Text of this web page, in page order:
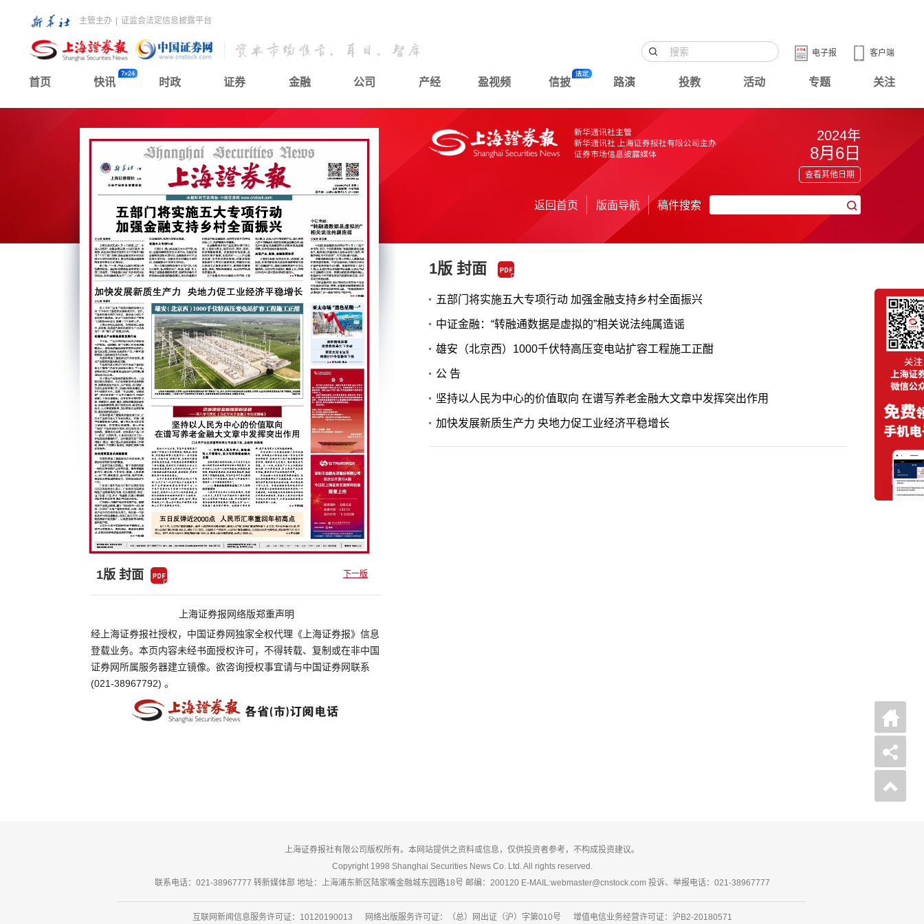
主管主办 证监会法定信息披露平台
客户端
电子报
首页 快讯 时政 证券 金融 公司 产经 盈视频 信披 路演 投教 活动 专题 关注
1版 封面 下一版
上海证券报网络版郑重声明
经上海证券报社授权，中国证券网独家全权代理《上海证券报》信息
登载业务。本页内容未经书面授权许可，不得转载、复制或在非中国
证券网所属服务器建立镜像。欲咨询授权事宜请与中国证券网联系
(021-38967792) 。
2024年
8月6日
查看其他日期
返回首页 版面导航 稿件搜索
1版 封面
五部门将实施五大专项行动 加强金融支持乡村全面振兴
中证金融：“转融通数据是虚拟的”相关说法纯属造谣
雄安（北京西）1000千伏特高压变电站扩容工程施工正酣
公 告
坚持以人民为中心的价值取向 在谱写养老金融大文章中发挥突出作用
加快发展新质生产力 央地力促工业经济平稳增长
上海证券报社有限公司版权所有。本网站提供之资料或信息，仅供投资者参考，不构成投资建议。
Copyright 1998 Shanghai Securities News Co. Ltd. All rights reserved.
联系电话：021-38967777 转新媒体部 地址：上海浦东新区陆家嘴金融城东园路18号 邮编：200120 E-MAIL:webmaster@cnstock.com 投诉、举报电话：021-38967777
互联网新闻信息服务许可证：10120190013 网络出版服务许可证：（总）网出证（沪）字第010号 增值电信业务经营许可证：沪B2-20180571